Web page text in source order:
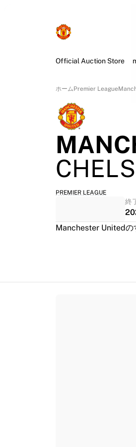
Official Auction Store
ホームPremier League
PREMIER LEAGUE
終
Manchester Unitedの